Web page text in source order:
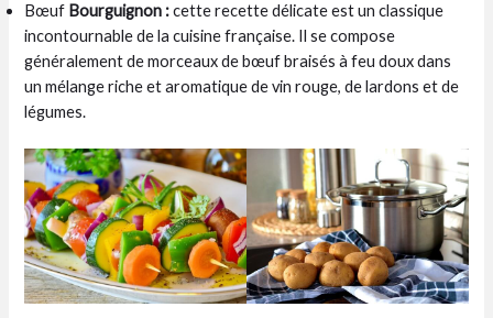
Bœuf Bourguignon :cette recette délicate est un classique
incontournable de la cuisine française. Il se compose
généralement de morceaux de bœuf braisés à feu doux dans
un mélange riche et aromatique de vin rouge, de lardons et de
légumes.